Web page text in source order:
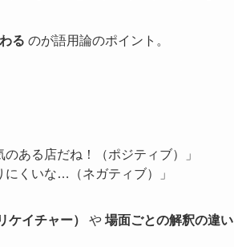
る のが語用論のポイント。
ある店だね！（ポジティブ）」
くいな…（ネガティブ）」
ケイチャー） や 場面ごとの解釈の違い